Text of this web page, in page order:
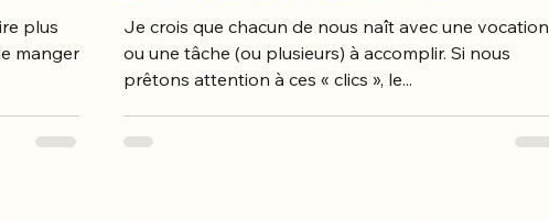
manger
Je crois que chacun de nous naît avec une vocation
ou une tâche (ou plusieurs) à accomplir. Si nous
prêtons attention à ces « clics », le...